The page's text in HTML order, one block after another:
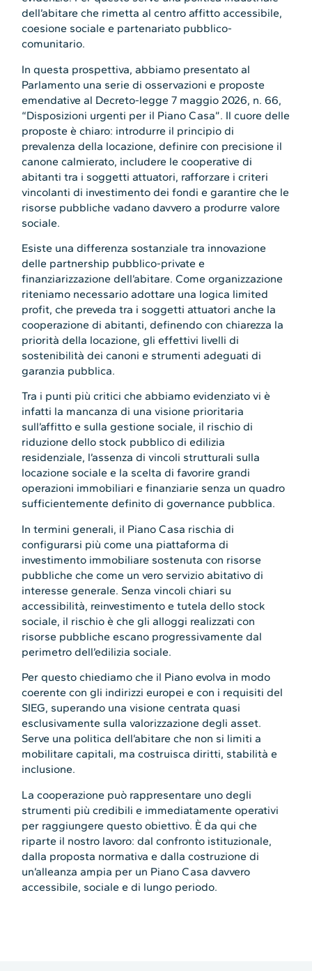
dell’abitare che rimetta al centro affitto accessibile,
coesione sociale e partenariato pubblico-
comunitario.
In questa prospettiva, abbiamo presentato al
Parlamento una serie di osservazioni e proposte
emendative al Decreto-legge 7 maggio 2026, n. 66,
“Disposizioni urgenti per il Piano Casa”. Il cuore delle
proposte è chiaro: introdurre il principio di
prevalenza della locazione, definire con precisione il
canone calmierato, includere le cooperative di
abitanti tra i soggetti attuatori, rafforzare i criteri
vincolanti di investimento dei fondi e garantire che le
risorse pubbliche vadano davvero a produrre valore
sociale.
Esiste una differenza sostanziale tra innovazione
delle partnership pubblico-private e
finanziarizzazione dell’abitare. Come organizzazione
riteniamo necessario adottare una logica limited
profit, che preveda tra i soggetti attuatori anche la
cooperazione di abitanti, definendo con chiarezza la
priorità della locazione, gli effettivi livelli di
sostenibilità dei canoni e strumenti adeguati di
garanzia pubblica.
Tra i punti più critici che abbiamo evidenziato vi è
infatti la mancanza di una visione prioritaria
sull’affitto e sulla gestione sociale, il rischio di
riduzione dello stock pubblico di edilizia
residenziale, l’assenza di vincoli strutturali sulla
locazione sociale e la scelta di favorire grandi
operazioni immobiliari e finanziarie senza un quadro
sufficientemente definito di governance pubblica.
In termini generali, il Piano Casa rischia di
configurarsi più come una piattaforma di
investimento immobiliare sostenuta con risorse
pubbliche che come un vero servizio abitativo di
interesse generale. Senza vincoli chiari su
accessibilità, reinvestimento e tutela dello stock
sociale, il rischio è che gli alloggi realizzati con
risorse pubbliche escano progressivamente dal
perimetro dell’edilizia sociale.
Per questo chiediamo che il Piano evolva in modo
coerente con gli indirizzi europei e con i requisiti del
SIEG, superando una visione centrata quasi
esclusivamente sulla valorizzazione degli asset.
Serve una politica dell’abitare che non si limiti a
mobilitare capitali, ma costruisca diritti, stabilità e
inclusione.
La cooperazione può rappresentare uno degli
strumenti più credibili e immediatamente operativi
per raggiungere questo obiettivo. È da qui che
riparte il nostro lavoro: dal confronto istituzionale,
dalla proposta normativa e dalla costruzione di
un’alleanza ampia per un Piano Casa davvero
accessibile, sociale e di lungo periodo.